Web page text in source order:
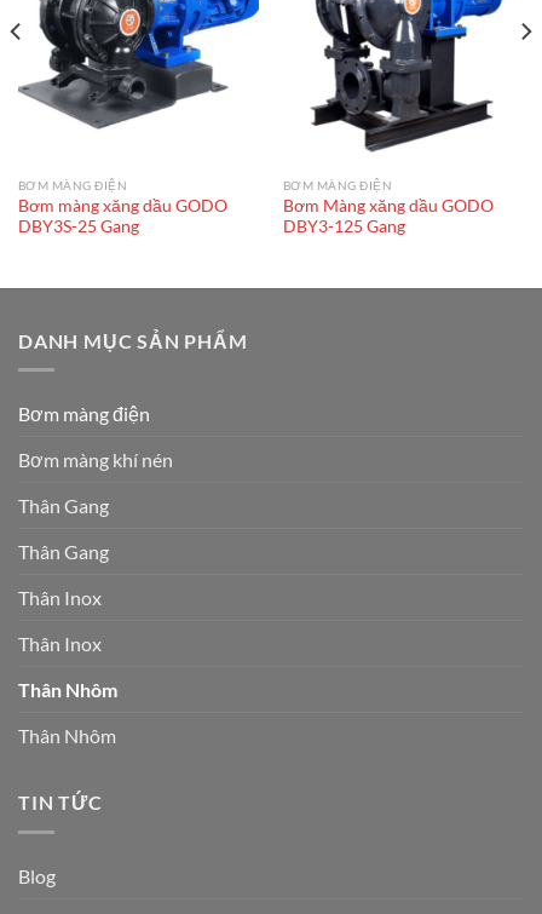
BƠM MÀNG ĐIỆN
Bơm màng xăng dầu GODO
DBY3S-25 Gang
BƠM MÀNG ĐIỆN
Bơm Màng xăng dầu GODO
DBY3-125 Gang
DANH MỤC SẢN PHẨM
Bơm màng điện
Bơm màng khí nén
Thân Gang
Thân Gang
Thân Inox
Thân Inox
Thân Nhôm
Thân Nhôm
TIN TỨC
Blog